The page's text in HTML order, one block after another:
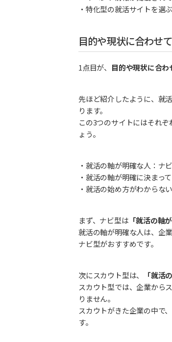
・特化型の就活サイトを選ぶ
目的や現状に合わせ
1点目が、 目的や現状に合わ
先ほど紹介したように、就
ります。
この3つのサイトにはそれ
ょう。
・就活の軸が明確な人：ナ
・就活の軸が明確に決まっ
・就活の始め方がわからな
まず、ナビ型は 「就活の軸
就活の軸が明確な人は、企
ナビ型がおすすめです。
次にスカウト型は、 「就活
スカウト型では、企業から
りません。
スカウトがきた企業の中で
す。